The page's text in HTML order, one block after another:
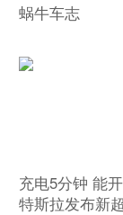
蜗牛车志
充电5分钟 能
特斯拉发布新